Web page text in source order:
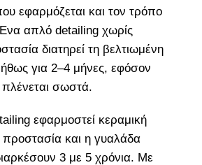
εφαρμόζεται και τον τρόπο
απλό detailing χωρίς
διατηρεί τη βελτιωμένη
για 2–4 μήνες, εφόσον
πλένεται σωστά.
εφαρμοστεί κεραμική
και η γυαλάδα
3 με 5 χρόνια. Με